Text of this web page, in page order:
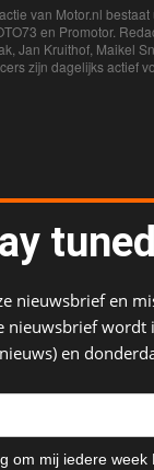
van Motor.nl
en Promotor.
Jan Kruithof, Maikel
zijn dagelijks actief
tuned
nieuwsbrief en
nieuwsbrief wordt
en
om mij iedere week